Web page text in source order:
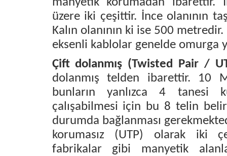
üzere iki çeşittir. İnce olanının
Kalın olanının ki ise 500
eksenli kablolar genelde omurga
Çift dolanmış (Twisted Pair /
dolanmış telden ibarettir. 10
bunların yanlızca 4 tanesi
çalışabilmesi için bu 8 telin
durumda bağlanması
korumasız (UTP) olarak iki
fabrikalar gibi manyetik